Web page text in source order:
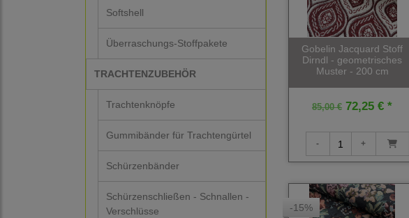
Softshell
Überraschungs-Stoffpakete
TRACHTENZUBEHÖR
Trachtenknöpfe
Gummibänder für Trachtengürtel
Schürzenbänder
Schürzenschließen - Schnallen -
Verschlüsse
Gobelin Jacquard Stoff
Dirndl - geometrisches
Muster - 200 cm
85,00 € 72,25 € *
-15%